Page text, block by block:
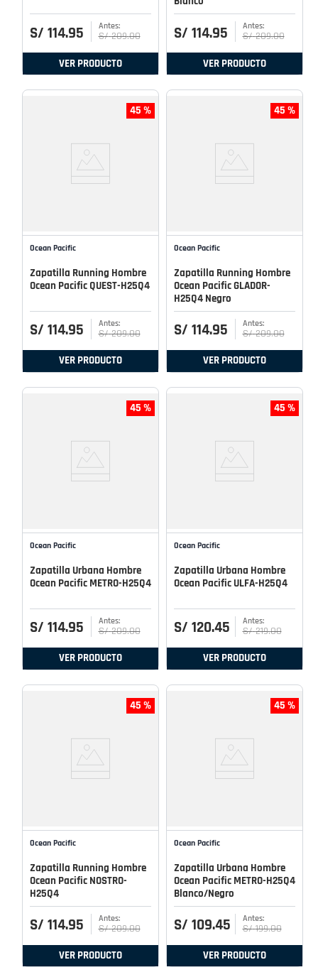
S/ 114.95 S/ 209.00
VER PRODUCTO
S/ 114.95 S/ 209.00
VER PRODUCTO
45 %
Ocean Pacific
Zapatilla Running Hombre
Ocean Pacific QUEST-H25Q4
S/ 114.95 S/ 209.00
VER PRODUCTO
45 %
Ocean Pacific
Zapatilla Running Hombre
Ocean Pacific GLADOR-
H25Q4 Negro
S/ 114.95 S/ 209.00
VER PRODUCTO
45 %
Ocean Pacific
Zapatilla Urbana Hombre
Ocean Pacific METRO-H25Q4
S/ 114.95 S/ 209.00
VER PRODUCTO
45 %
Ocean Pacific
Zapatilla Urbana Hombre
Ocean Pacific ULFA-H25Q4
S/ 120.45 S/ 219.00
VER PRODUCTO
45 %
Ocean Pacific
Zapatilla Running Hombre
Ocean Pacific NOSTRO-
H25Q4
S/ 114.95 S/ 209.00
VER PRODUCTO
45 %
Ocean Pacific
Zapatilla Urbana Hombre
Ocean Pacific METRO-H25Q4
Blanco/Negro
S/ 109.45 S/ 199.00
VER PRODUCTO